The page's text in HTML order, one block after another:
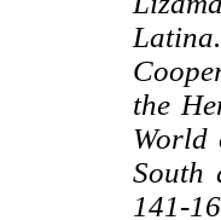
the
World
South
141-